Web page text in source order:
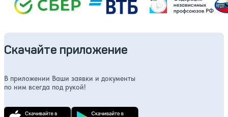
Скачайте приложение
В приложении Ваши заявки и документы
по ним всегда под рукой!